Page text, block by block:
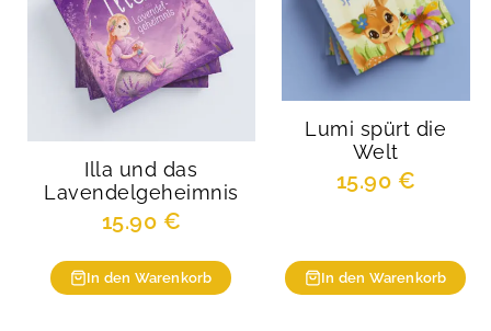
Illa und das
Lavendelgeheimnis
15.90 €
In den Warenkorb
Lumi spürt die
Welt
15.90 €
In den Warenkorb